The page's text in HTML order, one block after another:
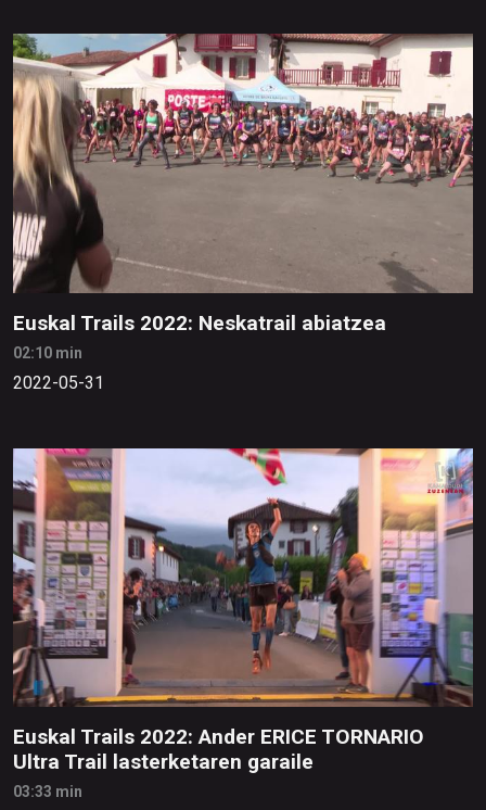
Euskal Trails 2022: Neskatrail abiatzea
02:10 min
2022-05-31
Euskal Trails 2022: Ander ERICE TORNARIO
Ultra Trail lasterketaren garaile
03:33 min